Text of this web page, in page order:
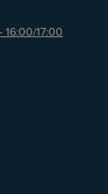
16:00/17:00